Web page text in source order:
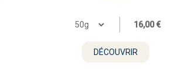
16,00 €
DÉCOUVRIR